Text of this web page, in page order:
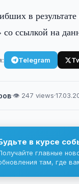
в
со ссылкой на
Telegram
·👁 247 views·
в курсе
главные
там, где